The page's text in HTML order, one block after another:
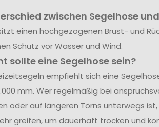
zwischen Segelhose
einen hochgezogenen Brust- und
Schutz vor Wasser und Wind.
sollte eine Segelhose sein?
empfiehlt sich eine
mm. Wer regelmäßig bei
oder auf längeren Törns unterwegs
greifen, um dauerhaft trocken und